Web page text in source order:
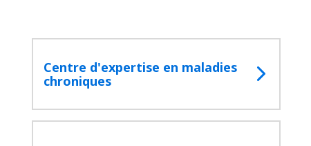
Centre d'expertise en maladies
chroniques